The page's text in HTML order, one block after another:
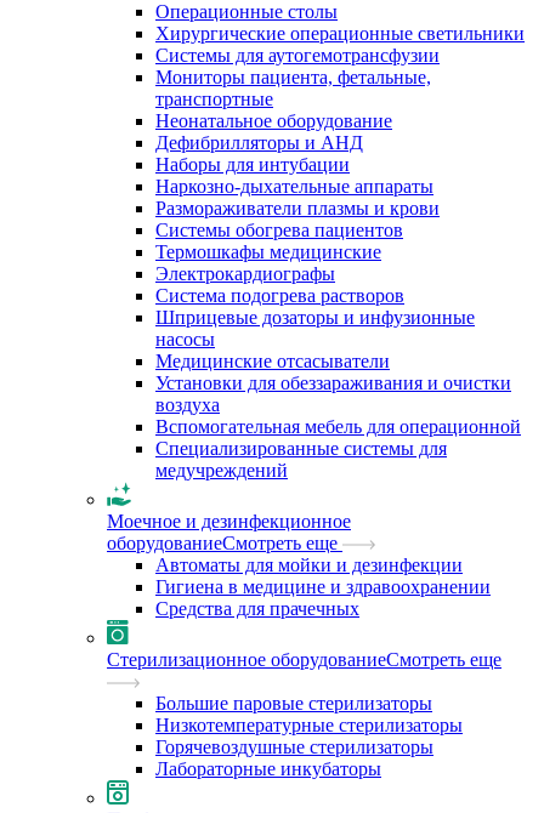
Операционные столы
Хирургические операционные светильники
Системы для аутогемотрансфузии
Мониторы пациента, фетальные,
транспортные
Неонатальное оборудование
Дефибрилляторы и АНД
Наборы для интубации
Наркозно-дыхательные аппараты
Размораживатели плазмы и крови
Системы обогрева пациентов
Термошкафы медицинские
Электрокардиографы
Cистема подогрева растворов
Шприцевые дозаторы и инфузионные
насосы
Медицинские отсасыватели
Установки для обеззараживания и очистки
воздуха
Вспомогательная мебель для операционной
Специализированные системы для
медучреждений
Моечное и дезинфекционное
оборудованиеСмотреть еще
Автоматы для мойки и дезинфекции
Гигиена в медицине и здравоохранении
Средства для прачечных
Стерилизационное оборудованиеСмотреть еще
Большие паровые стерилизаторы
Низкотемпературные стерилизаторы
Горячевоздушные стерилизаторы
Лабораторные инкубаторы